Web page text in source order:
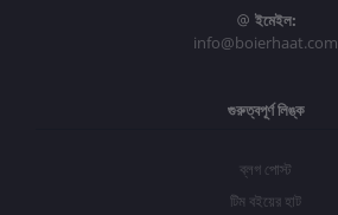
ইমেইল:
info@boierhaat.com
গুরুত্বপূর্ণ লিঙ্ক
ব্লগ পোস্ট
টিম বইয়ের হাট